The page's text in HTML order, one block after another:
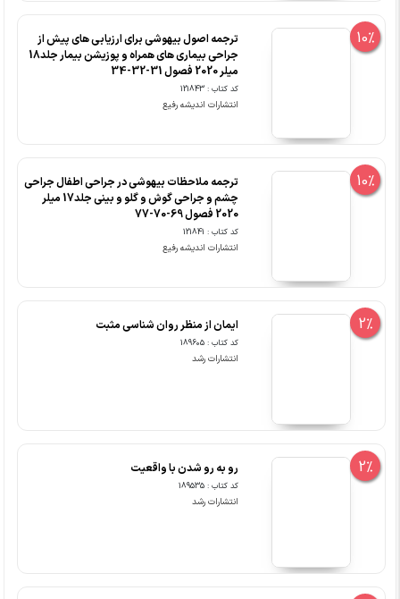
10%
ترجمه اصول بیهوشی برای ارزیابی های پیش از
جراحی بیماری های همراه و پوزیشن بیمار جلد18
میلر 2020 فصول 31-32-34
کد کتاب : 121843
انتشارات اندیشه رفیع
10%
ترجمه ملاحظات بیهوشی در جراحی اطفال جراحی
چشم و جراحی گوش و گلو و بینی جلد17 میلر
2020 فصول 69-70-77
کد کتاب : 121841
انتشارات اندیشه رفیع
2% ایمان از منظر روان شناسی مثبت
کد کتاب : 189605
انتشارات رشد
2% رو به رو شدن با واقعیت
کد کتاب : 189535
انتشارات رشد